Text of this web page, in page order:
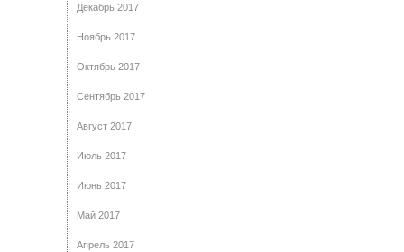
Декабрь 2017
Ноябрь 2017
Октябрь 2017
Сентябрь 2017
Август 2017
Июль 2017
Июнь 2017
Май 2017
Апрель 2017